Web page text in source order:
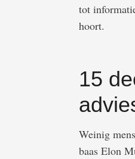
tot
hoort.
15
Weinig
baas Elon